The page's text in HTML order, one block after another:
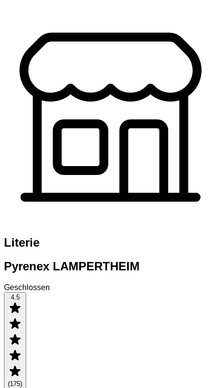
Literie
Pyrenex LAMPERTHEIM
Geschlossen
4.5
(175)